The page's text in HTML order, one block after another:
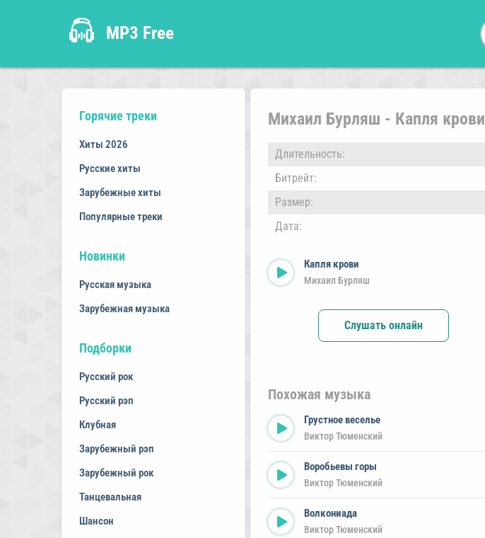
MP3 Free
Горячие треки
Хиты 2026
Русские хиты
Зарубежные хиты
Популярные треки
Новинки
Русская музыка
Зарубежная музыка
Подборки
Русский рок
Русский рэп
Клубная
Зарубежный рэп
Зарубежный рок
Танцевальная
Шансон
Михаил Бурляш - Капля крови
Длительность:
Битрейт:
Размер:
Дата:
Капля крови
Михаил Бурляш
Слушать онлайн
Похожая музыка
Грустное веселье
Виктор Тюменский
Воробьевы горы
Виктор Тюменский
Волкониада
Виктор Тюменский